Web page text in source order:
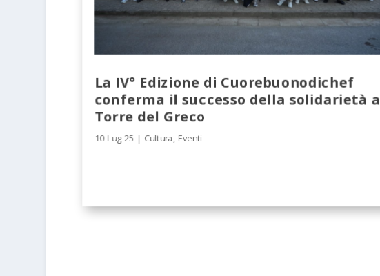
La IV° Edizione di Cuorebuonodichef
conferma il successo della solidarietà a
Torre del Greco
10 Lug 25 | Cultura Eventi